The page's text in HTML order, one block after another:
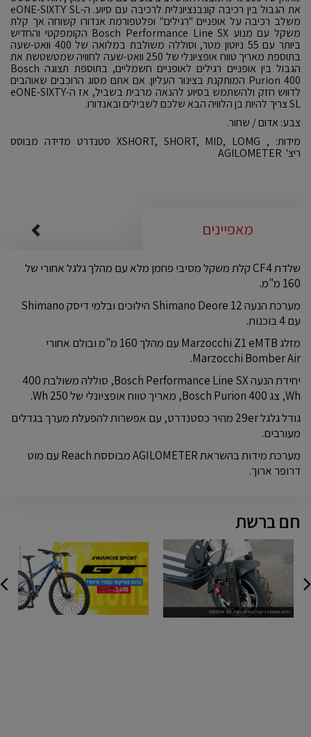
את הגבול בין רכיבה קונבנציונלית לרכיבה עם סיוע. ה-eONE-SIXTY SL
משלב רכיבה על אופניים "רגילים" ופלטפורמת אנדורו קשוחה אך קלת
משקל עם מנוע Bosch Performance Line SX הקומפקטי והחדיש
ביותר עם 55 ניוטון מטר, וסוללה משולבת במלואה של 400 וואט-שעה
בתוספת מאריך טווח אופציונלי של 250 וואט-שעה לחוויה שמטשטשת את
הגבול בין אופניים רגילים לאופניים חשמליים, בתוספת תצוגה Bosch
Purion 400 המותקנת בצינור העליון. אם אתם מסוג הרוכבים שאוהבים
לדווש חזק ולהשתמש בסיוע להנאה מרבית בשביל, אז ה-eONE-SIXTY
SL צריך להיות בן הלוויה הבא שלכם לשבילים ובאנדורו.
צבע: אדום / שחור.
מידות: , XSHORT, SHORT, MID, LOMG סטנדרט מדידה מבוסס
ריצ' AGILOMETER
מאפיינים
שלדת CF4 קלת משקל מסיבי פחמן מלא עם מהלך גלגל אחורי של
160 מ"מ.
מערכת הנעה Shimano Deore 12 הילוכים ובלמי דיסק Shimano
עם 4 בוכנות.
מזלג Marzocchi Z1 eMTB עם מהלך 160 מ"מ ובולם אחורי
Marzocchi Bomber Air.
יחידת הנעה Bosch Performance Line SX, סוללה משולבת 400
Wh, צג Bosch Purion 400, מאריך טווח אופציונלי של 250 Wh.
גודל גלגל 29er מהיר כסטנדרט, עם אפשרות להפעלת מערך בגדלים
מעורבים.
מערכת מידות בהשראת AGILOMETER מבוססת Reach עם מוט
דרופר ארוך.
חם ברשת
רציני
GT
AVALANCHE
SPORT